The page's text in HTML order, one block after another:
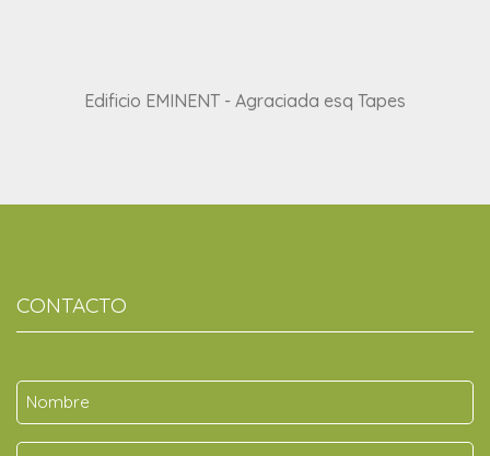
Edificio EMINENT - Agraciada esq Tapes
CONTACTO